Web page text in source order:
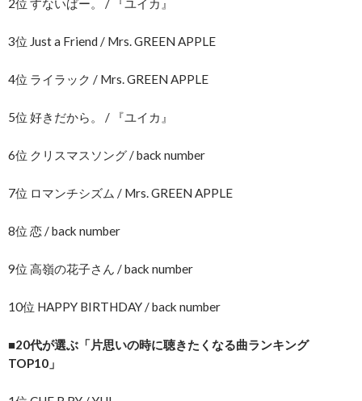
2位 すないぱー。 / 『ユイカ』
3位 Just a Friend / Mrs. GREEN APPLE
4位 ライラック / Mrs. GREEN APPLE
5位 好きだから。 / 『ユイカ』
6位 クリスマスソング / back number
7位 ロマンチシズム / Mrs. GREEN APPLE
8位 恋 / back number
9位 高嶺の花子さん / back number
10位 HAPPY BIRTHDAY / back number
■20代が選ぶ「片思いの時に聴きたくなる曲ランキング
TOP10」